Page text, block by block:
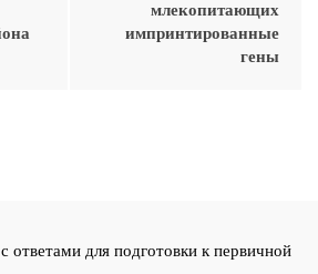
млекопитающих
импринтированные
гены
ответами для подготовки к первичной